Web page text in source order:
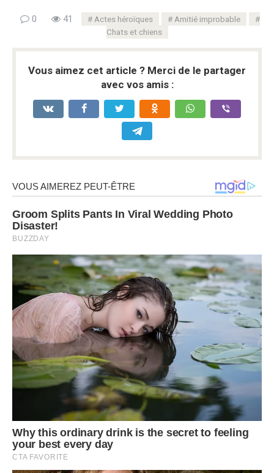
0 41 Actes héroïques
Amitié improbable
Chats et chiens
Vous aimez cet article ? Merci de le partager
avec vos amis :